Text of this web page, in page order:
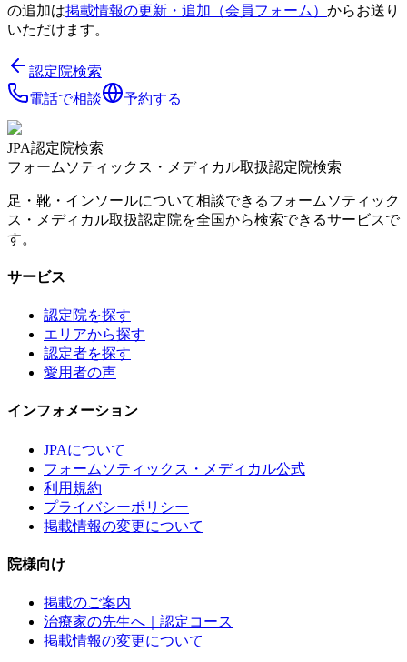
の追加は掲載情報の更新・追加（会員フォーム） からお送り
いただけます。
認定院検索
電話で相談
予約する
JPA認定院検索
フォームソティックス・メディカル取扱認定院検索
足・靴・インソールについて相談できるフォームソティック
ス・メディカル取扱認定院を全国から検索できるサービスで
す。
サービス
認定院を探す
エリアから探す
認定者を探す
愛用者の声
インフォメーション
JPAについて
フォームソティックス・メディカル公式
利用規約
プライバシーポリシー
掲載情報の変更について
院様向け
掲載のご案内
治療家の先生へ｜認定コース
掲載情報の変更について